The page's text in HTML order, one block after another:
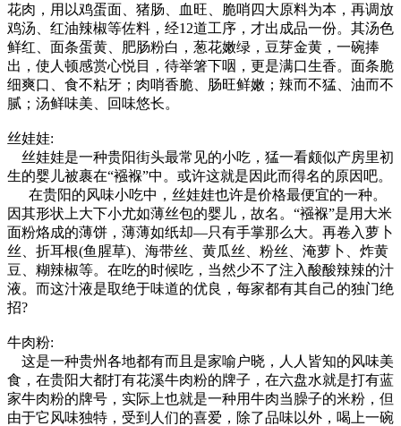
花肉，用以鸡蛋面、猪肠、血旺、脆哨四大原料为本，再调放
鸡汤、红油辣椒等佐料，经12道工序，才出成品一份。其汤色
鲜红、面条蛋黄、肥肠粉白，葱花嫩绿，豆芽金黄，一碗捧
出，使人顿感赏心悦目，待举箸下咽，更是满口生香。面条脆
细爽口、食不粘牙；肉哨香脆、肠旺鲜嫩；辣而不猛、油而不
腻；汤鲜味美、回味悠长。
丝娃娃:
丝娃娃是一种贵阳街头最常见的小吃，猛一看颇似产房里初
生的婴儿被裹在“襁褓”中。或许这就是因此而得名的原因吧。
在贵阳的风味小吃中，丝娃娃也许是价格最便宜的一种。
因其形状上大下小尤如薄丝包的婴儿，故名。“襁褓”是用大米
面粉烙成的薄饼，薄薄如纸却—只有手掌那么大。再卷入萝卜
丝、折耳根(鱼腥草)、海带丝、黄瓜丝、粉丝、淹萝卜、炸黄
豆、糊辣椒等。在吃的时候吃，当然少不了注入酸酸辣辣的汁
液。而这汁液是取绝于味道的优良，每家都有其自己的独门绝
招?
牛肉粉:
这是一种贵州各地都有而且是家喻户晓，人人皆知的风味美
食，在贵阳大都打有花溪牛肉粉的牌子，在六盘水就是打有蓝
家牛肉粉的牌号，实际上也就是一种用牛肉当臊子的米粉，但
由于它风味独特，受到人们的喜爱，除了品味以外，喝上一碗